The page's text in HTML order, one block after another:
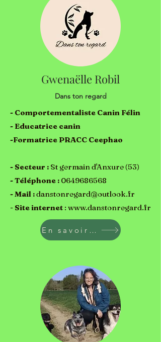
Gwenaëlle Robil
Dans ton regard
- Comportementaliste Canin Félin
- Educatrice canin
-Formatrice PRACC Ceephao
- Secteur : St germain d'Anxure (53)
- Téléphone : 0649686568
- Mail :danstonregard@outlook.fr
- Site internet : www.danstonregard.fr
En savoir plus